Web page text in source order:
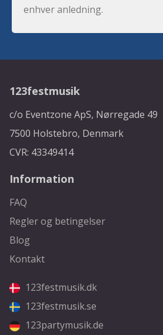
enhver anledning.
123festmusik
c/o Eventzone ApS, Nørregade 49
7500 Holstebro, Denmark
CVR: 43349414
Information
FAQ
Regler og betingelser
Blog
Kontakt
123festmusik.dk
123festmusik.se
123partymusik.de